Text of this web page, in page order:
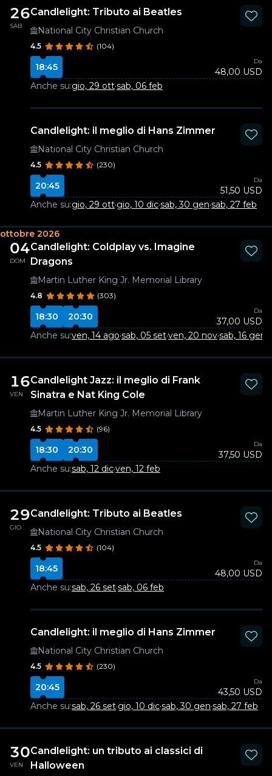
26
SAB
Candlelight: Tributo ai Beatles
National City Christian Church
4.5 (104)
18:45
Da
48,00 USD
Anche su:gio, 29 ott·sab, 06 feb
Candlelight: il meglio di Hans Zimmer
National City Christian Church
4.5 (230)
20:45
Da
51,50 USD
Anche su:gio, 29 ott·gio, 10 dic·sab, 30 gen·sab, 27 feb
ottobre 2026
04
DOM
Candlelight: Coldplay vs. Imagine
Dragons
Martin Luther King Jr. Memorial Library
4.8 (303)
18:30 20:30
Da
37,00 USD
Anche su:ven, 14 ago·sab, 05 set·ven, 20 nov·sab, 16 gen
16
VEN
Candlelight Jazz: il meglio di Frank
Sinatra e Nat King Cole
Martin Luther King Jr. Memorial Library
4.5 (96)
18:30 20:30
Da
37,50 USD
Anche su:sab, 12 dic·ven, 12 feb
29
GIO
Candlelight: Tributo ai Beatles
National City Christian Church
4.5 (104)
18:45
Da
48,00 USD
Anche su:sab, 26 set·sab, 06 feb
Candlelight: il meglio di Hans Zimmer
National City Christian Church
4.5 (230)
20:45
Da
43,50 USD
Anche su:sab, 26 set·gio, 10 dic·sab, 30 gen·sab, 27 feb
30
VEN
Candlelight: un tributo ai classici di
Halloween